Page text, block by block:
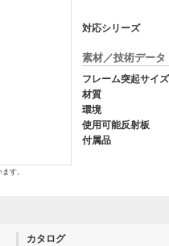
す。
対応シリーズ
素材／技術データ
フレーム突起サイズ
材質
環境
使用可能反射板
付属品
カタログ